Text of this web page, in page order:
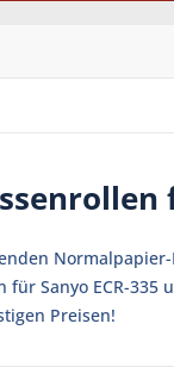
für Sanyo ECR-
Preisen!